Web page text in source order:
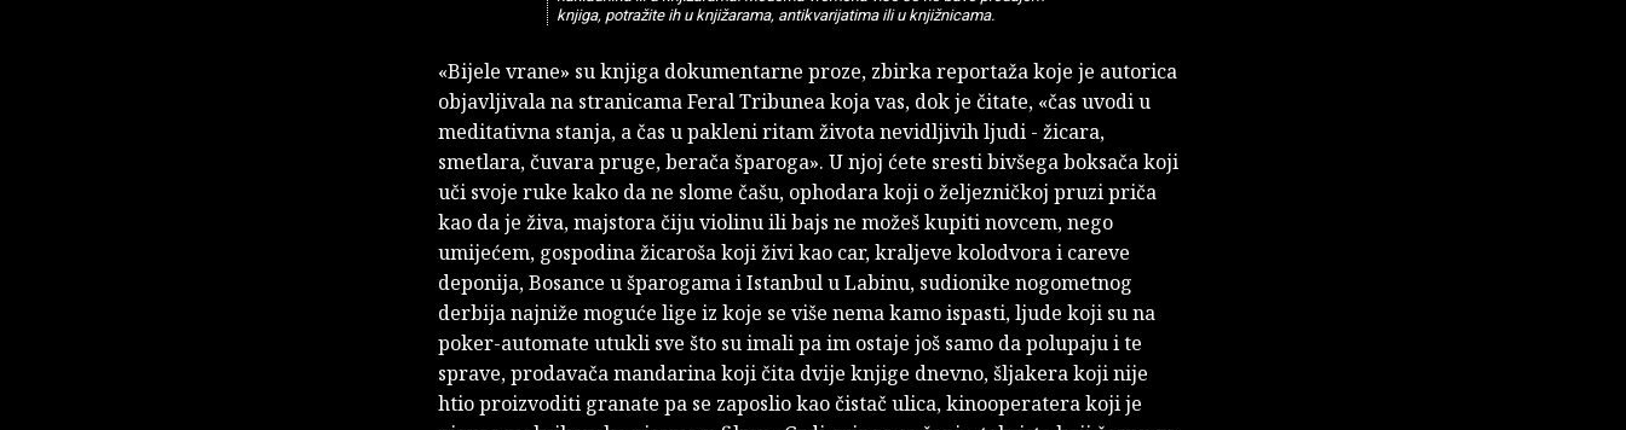
knjiga, potražite ih u knjižarama, antikvarijatima ili u knjižnicama.
«Bijele vrane» su knjiga dokumentarne proze, zbirka reportaža koje je autorica
objavljivala na stranicama Feral Tribunea koja vas, dok je čitate, «čas uvodi u
meditativna stanja, a čas u pakleni ritam života nevidljivih ljudi - žicara,
smetlara, čuvara pruge, berača šparoga». U njoj ćete sresti bivšega boksača koji
uči svoje ruke kako da ne slome čašu, ophodara koji o željezničkoj pruzi priča
kao da je živa, majstora čiju violinu ili bajs ne možeš kupiti novcem, nego
umijećem, gospodina žicaroša koji živi kao car, kraljeve kolodvora i careve
deponija, Bosance u šparogama i Istanbul u Labinu, sudionike nogometnog
derbija najniže moguće lige iz koje se više nema kamo ispasti, ljude koji su na
poker-automate utukli sve što su imali pa im ostaje još samo da polupaju i te
sprave, prodavača mandarina koji čita dvije knjige dnevno, šljakera koji nije
htio proizvoditi granate pa se zaposlio kao čistač ulica, kinooperatera koji je